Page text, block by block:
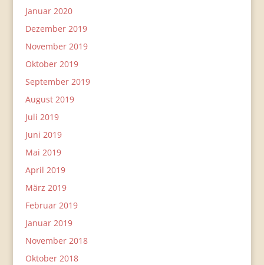
Januar 2020
Dezember 2019
November 2019
Oktober 2019
September 2019
August 2019
Juli 2019
Juni 2019
Mai 2019
April 2019
März 2019
Februar 2019
Januar 2019
November 2018
Oktober 2018